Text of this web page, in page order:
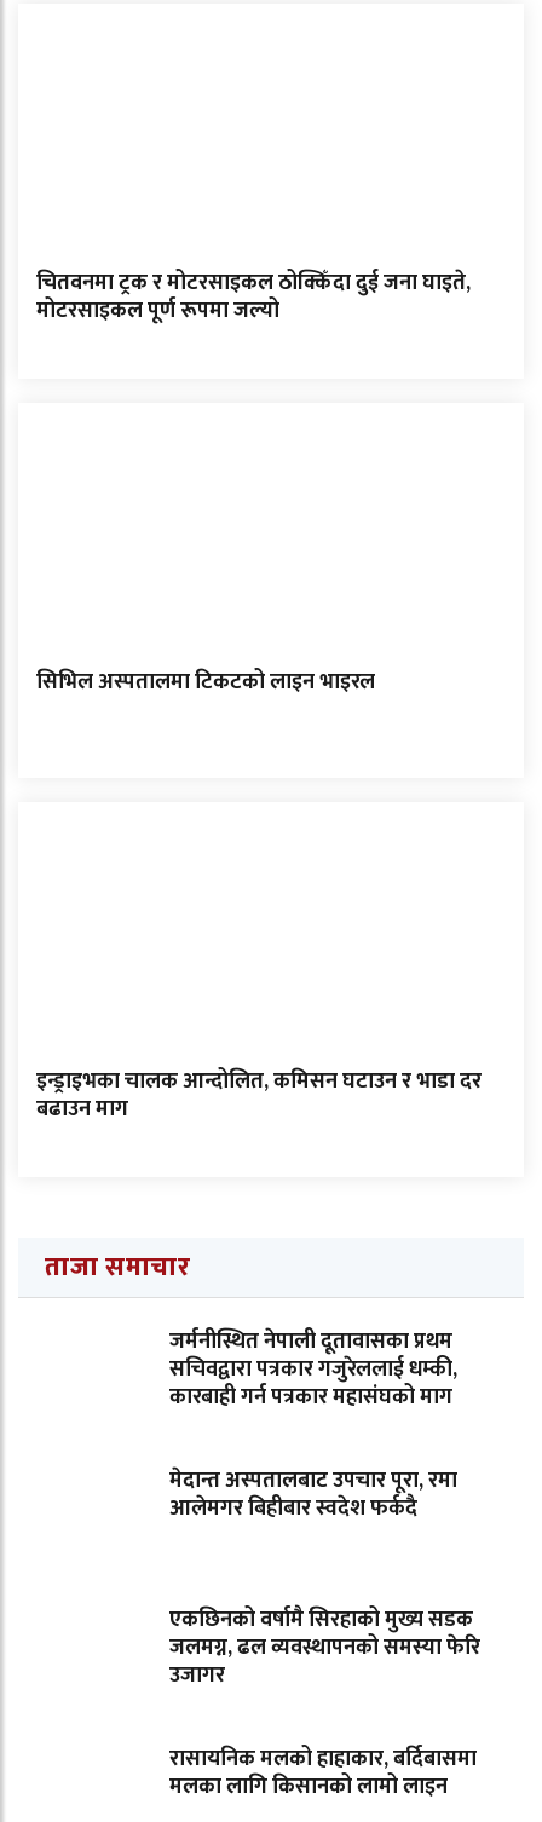
चितवनमा ट्रक र मोटरसाइकल ठोक्किँदा दुई जना घाइते,
मोटरसाइकल पूर्ण रूपमा जल्यो
सिभिल अस्पतालमा टिकटको लाइन भाइरल
इन्ड्राइभका चालक आन्दोलित, कमिसन घटाउन र भाडा दर
बढाउन माग
ताजा समाचार
जर्मनीस्थित नेपाली दूतावासका प्रथम
सचिवद्वारा पत्रकार गजुरेललाई धम्की,
कारबाही गर्न पत्रकार महासंघको माग
मेदान्त अस्पतालबाट उपचार पूरा, रमा
आलेमगर बिहीबार स्वदेश फर्कदै
एकछिनको वर्षामै सिरहाको मुख्य सडक
जलमग्न, ढल व्यवस्थापनको समस्या फेरि
उजागर
रासायनिक मलको हाहाकार, बर्दिबासमा
मलका लागि किसानको लामो लाइन